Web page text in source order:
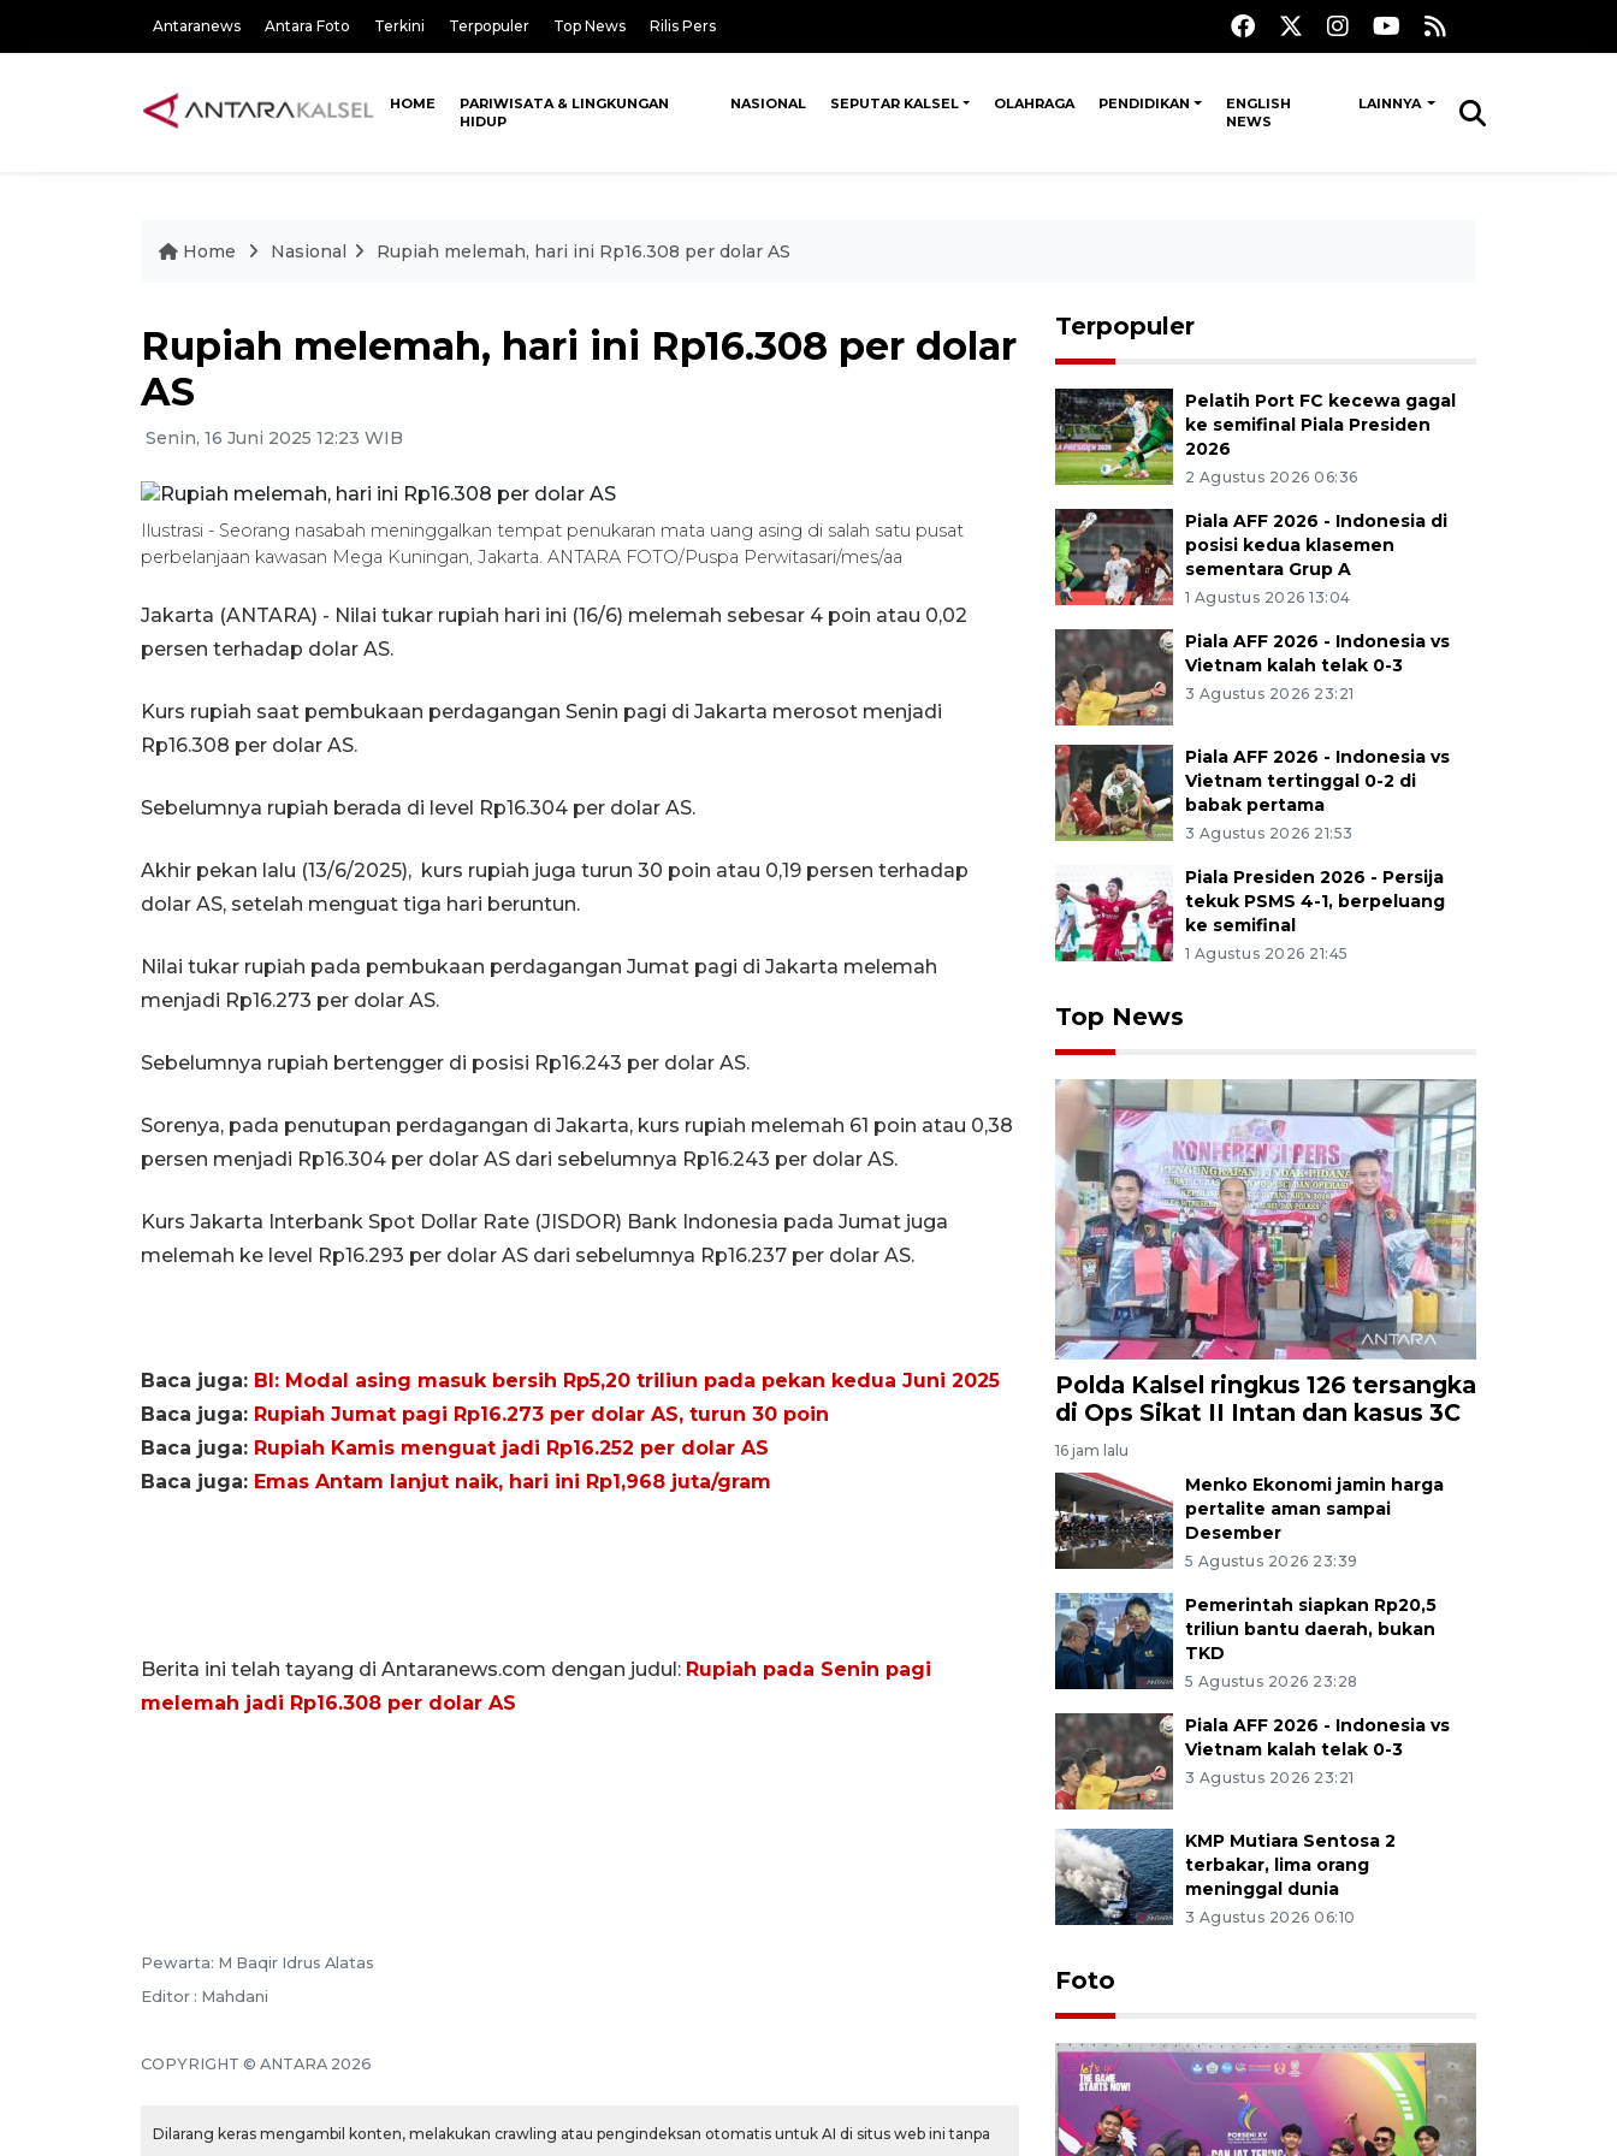
Antaranews Antara Foto Terkini Terpopuler Top News Rilis Pers
HOME
PARIWISATA & LINGKUNGAN
HIDUP
NASIONAL SEPUTAR KALSEL OLAHRAGA PENDIDIKAN
ENGLISH
NEWS
LAINNYA
Home Nasional Rupiah melemah, hari ini Rp16.308 per dolar AS
Rupiah melemah, hari ini Rp16.308 per dolar
AS
Senin, 16 Juni 2025 12:23 WIB
Ilustrasi - Seorang nasabah meninggalkan tempat penukaran mata uang asing di salah satu pusat
perbelanjaan kawasan Mega Kuningan, Jakarta. ANTARA FOTO/Puspa Perwitasari/mes/aa
Jakarta (ANTARA) - Nilai tukar rupiah hari ini (16/6) melemah sebesar 4 poin atau 0,02
persen terhadap dolar AS.
Kurs rupiah saat pembukaan perdagangan Senin pagi di Jakarta merosot menjadi
Rp16.308 per dolar AS.
Sebelumnya rupiah berada di level Rp16.304 per dolar AS.
Akhir pekan lalu (13/6/2025), kurs rupiah juga turun 30 poin atau 0,19 persen terhadap
dolar AS, setelah menguat tiga hari beruntun.
Nilai tukar rupiah pada pembukaan perdagangan Jumat pagi di Jakarta melemah
menjadi Rp16.273 per dolar AS.
Sebelumnya rupiah bertengger di posisi Rp16.243 per dolar AS.
Sorenya, pada penutupan perdagangan di Jakarta, kurs rupiah melemah 61 poin atau 0,38
persen menjadi Rp16.304 per dolar AS dari sebelumnya Rp16.243 per dolar AS.
Kurs Jakarta Interbank Spot Dollar Rate (JISDOR) Bank Indonesia pada Jumat juga
melemah ke level Rp16.293 per dolar AS dari sebelumnya Rp16.237 per dolar AS.
Baca juga: BI: Modal asing masuk bersih Rp5,20 triliun pada pekan kedua Juni 2025
Baca juga: Rupiah Jumat pagi Rp16.273 per dolar AS, turun 30 poin
Baca juga: Rupiah Kamis menguat jadi Rp16.252 per dolar AS
Baca juga: Emas Antam lanjut naik, hari ini Rp1,968 juta/gram
Berita ini telah tayang di Antaranews.com dengan judul: Rupiah pada Senin pagi
melemah jadi Rp16.308 per dolar AS
Pewarta: M Baqir Idrus Alatas
Editor : Mahdani
COPYRIGHT © ANTARA 2026
Dilarang keras mengambil konten, melakukan crawling atau pengindeksan otomatis untuk AI di situs web ini tanpa
Terpopuler
Pelatih Port FC kecewa gagal
ke semifinal Piala Presiden
2026
2 Agustus 2026 06:36
Piala AFF 2026 - Indonesia di
posisi kedua klasemen
sementara Grup A
1 Agustus 2026 13:04
Piala AFF 2026 - Indonesia vs
Vietnam kalah telak 0-3
3 Agustus 2026 23:21
Piala AFF 2026 - Indonesia vs
Vietnam tertinggal 0-2 di
babak pertama
3 Agustus 2026 21:53
Piala Presiden 2026 - Persija
tekuk PSMS 4-1, berpeluang
ke semifinal
1 Agustus 2026 21:45
Top News
Polda Kalsel ringkus 126 tersangka
di Ops Sikat II Intan dan kasus 3C
16 jam lalu
Menko Ekonomi jamin harga
pertalite aman sampai
Desember
5 Agustus 2026 23:39
Pemerintah siapkan Rp20,5
triliun bantu daerah, bukan
TKD
5 Agustus 2026 23:28
Piala AFF 2026 - Indonesia vs
Vietnam kalah telak 0-3
3 Agustus 2026 23:21
KMP Mutiara Sentosa 2
terbakar, lima orang
meninggal dunia
3 Agustus 2026 06:10
Foto